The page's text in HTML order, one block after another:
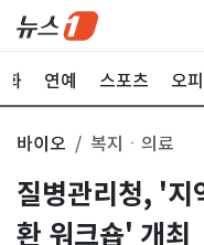
화 연예 스포츠 오
바이오 복지ㆍ의료
질병관리청, '지
환 워크숍' 개최